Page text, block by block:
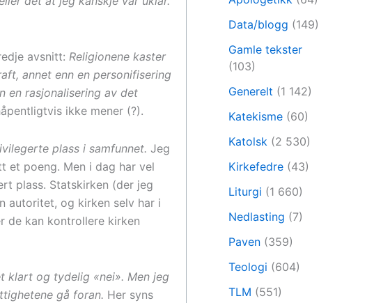
avsnitt: Religionene kaster
annet enn en personifisering
en rasjonalisering av det
ikke mener (?).
plass i samfunnet. Jeg
et poeng. Men i dag har vel
plass. Statskirken (der jeg
autoritet, og kirken selv har i
de kan kontrollere kirken
klart og tydelig «nei». Men jeg
gå foran. Her syns
Data/blogg (149)
Gamle tekster
(103)
Generelt (1 142)
Katekisme (60)
Katolsk (2 530)
Kirkefedre (43)
Liturgi (1 660)
Nedlasting (7)
Paven (359)
Teologi (604)
TLM (551)